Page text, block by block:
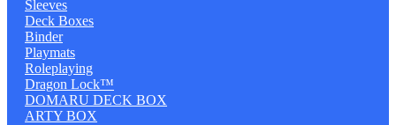
Sleeves
Deck Boxes
Binder
Playmats
Roleplaying
Dragon Lock™
DOMARU DECK BOX
ARTY BOX